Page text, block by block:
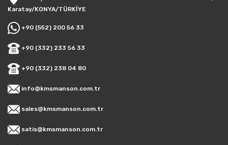
Karatay/KONYA/TÜRKİYE
+90 (552) 200 56 33
+90 (332) 233 56 33
+90 (332) 238 04 80
info@kmsmanson.com.tr
sales@kmsmanson.com.tr
satis@kmsmanson.com.tr